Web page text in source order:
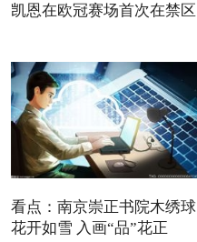
凯恩在欧冠赛场首次在禁区
看点：南京崇正书院木绣球
花开如雪 入画“品”花正